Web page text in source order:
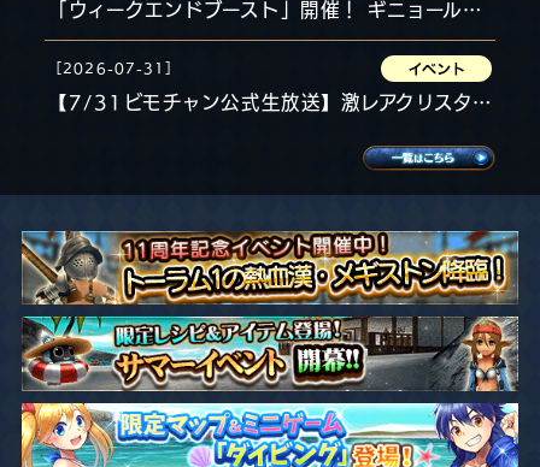
「ウィークエンドブースト」開催！ ギニョールほか
［2026-07-31］
【7/31ビモチャン公式生放送】激レアクリスタ獲得なるか！？ドロップ率UPジェムでMC対決！